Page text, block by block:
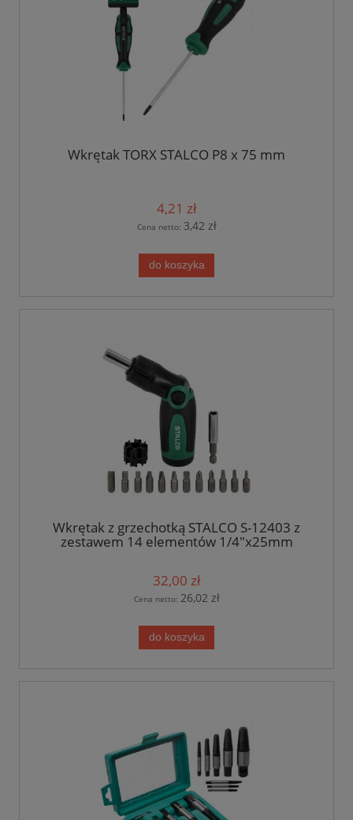
Wkrętak TORX STALCO P8 x 75 mm
4,21 zł
Cena netto: 3,42 zł
do koszyka
Wkrętak z grzechotką STALCO S-12403 z
zestawem 14 elementów 1/4"x25mm
32,00 zł
Cena netto: 26,02 zł
do koszyka